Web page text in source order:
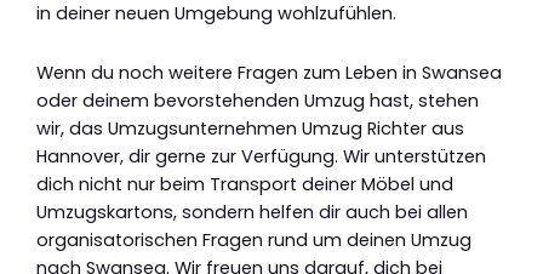
in deiner neuen Umgebung wohlzufühlen.
Wenn du noch weitere Fragen zum Leben in Swansea
oder deinem bevorstehenden Umzug hast, stehen
wir, das Umzugsunternehmen Umzug Richter aus
Hannover, dir gerne zur Verfügung. Wir unterstützen
dich nicht nur beim Transport deiner Möbel und
Umzugskartons, sondern helfen dir auch bei allen
organisatorischen Fragen rund um deinen Umzug
nach Swansea. Wir freuen uns darauf, dich bei